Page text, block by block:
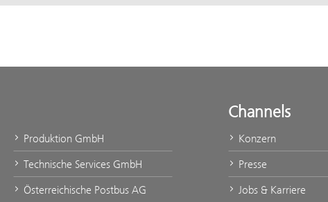
Produktion GmbH
Technische Services GmbH
Österreichische Postbus AG
Channels
Konzern
Presse
Jobs & Karriere